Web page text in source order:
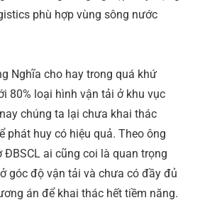
phù hợp vùng sông nước
Nghĩa cho hay trong quá khứ
80% loại hình vận tải ở khu vục
chúng ta lại chưa khai thác
phát huy có hiệu quả. Theo ông
ĐBSCL ai cũng coi là quan trọng
góc độ vận tải và chưa có đầy đủ
án để khai thác hết tiềm năng.